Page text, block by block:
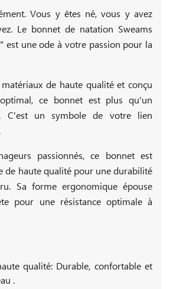
Vous y êtes né, vous y avez
Le bonnet de natation Sweams
est une ode à votre passion pour la
de haute qualité et conçu
ce bonnet est plus qu'un
C'est un symbole de votre lien
passionnés, ce bonnet est
de haute qualité pour une durabilité
Sa forme ergonomique épouse
pour une résistance optimale à
qualité: Durable, confortable et
.